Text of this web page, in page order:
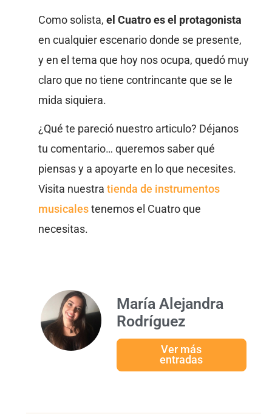
Como solista, el Cuatro es el protagonista
en cualquier escenario donde se presente,
y en el tema que hoy nos ocupa, quedó muy
claro que no tiene contrincante que se le
mida siquiera.
¿Qué te pareció nuestro articulo? Déjanos
tu comentario… queremos saber qué
piensas y a apoyarte en lo que necesites.
Visita nuestra tienda de instrumentos
musicalestenemos el Cuatro que
necesitas.
María Alejandra
Rodríguez
Ver más
entradas